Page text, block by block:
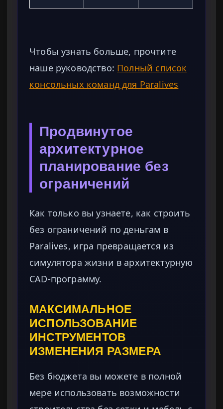
Чтобы узнать больше, прочтите
наше руководство: Полный список
консольных команд для Paralives
Продвинутое
архитектурное
планирование без
ограничений
Как только вы узнаете, как строить
без ограничений по деньгам в
Paralives, игра превращается из
симулятора жизни в архитектурную
CAD-программу.
МАКСИМАЛЬНОЕ
ИСПОЛЬЗОВАНИЕ
ИНСТРУМЕНТОВ
ИЗМЕНЕНИЯ РАЗМЕРА
Без бюджета вы можете в полной
мере использовать возможности